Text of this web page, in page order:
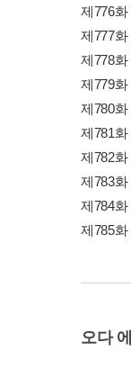
제776
제777
제778화
제779
제780
제781
제782
제783
제784화
제785
오다